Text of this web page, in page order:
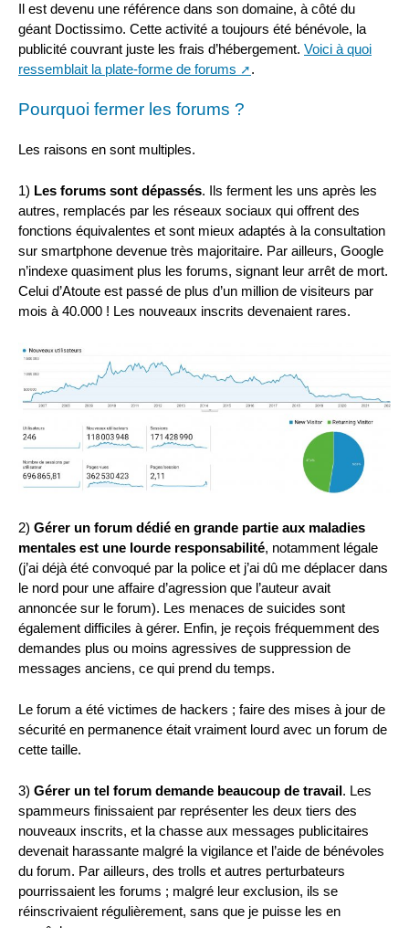
Il est devenu une référence dans son domaine, à côté du
géant Doctissimo. Cette activité a toujours été bénévole, la
publicité couvrant juste les frais d’hébergement. Voici à quoi
ressemblait la plate-forme de forums
.
Pourquoi fermer les forums ?
Les raisons en sont multiples.
1) Les forums sont dépassés. Ils ferment les uns après les
autres, remplacés par les réseaux sociaux qui offrent des
fonctions équivalentes et sont mieux adaptés à la consultation
sur smartphone devenue très majoritaire. Par ailleurs, Google
n’indexe quasiment plus les forums, signant leur arrêt de mort.
Celui d’Atoute est passé de plus d’un million de visiteurs par
mois à 40.000 ! Les nouveaux inscrits devenaient rares.
2) Gérer un forum dédié en grande partie aux maladies
mentales est une lourde responsabilité, notamment légale
(j’ai déjà été convoqué par la police et j’ai dû me déplacer dans
le nord pour une affaire d’agression que l’auteur avait
annoncée sur le forum). Les menaces de suicides sont
également difficiles à gérer. Enfin, je reçois fréquemment des
demandes plus ou moins agressives de suppression de
messages anciens, ce qui prend du temps.
Le forum a été victimes de hackers ; faire des mises à jour de
sécurité en permanence était vraiment lourd avec un forum de
cette taille.
3) Gérer un tel forum demande beaucoup de travail. Les
spammeurs finissaient par représenter les deux tiers des
nouveaux inscrits, et la chasse aux messages publicitaires
devenait harassante malgré la vigilance et l’aide de bénévoles
du forum. Par ailleurs, des trolls et autres perturbateurs
pourrissaient les forums ; malgré leur exclusion, ils se
réinscrivaient régulièrement, sans que je puisse les en